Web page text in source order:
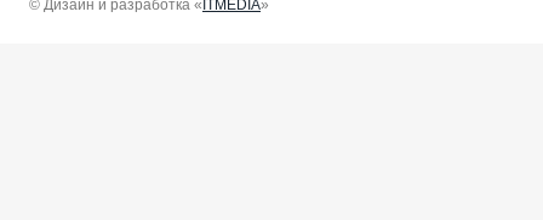
© Дизайн и разработка «ITMEDIA»